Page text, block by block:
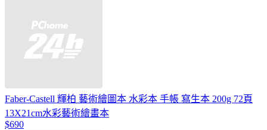
Faber-Castell 輝柏 藝術繪圖本 水彩本 手帳 寫生本 200g 72頁
13X21cm水彩藝術繪畫本
$690